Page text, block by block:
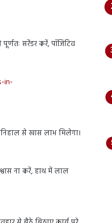
सरेंडर करें, पॉजिटिव
in-
से खास लाभ मिलेगा।
ना करें, हाथ में लाल